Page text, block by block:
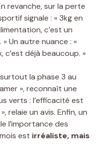
revanche, sur la perte
signale : « 3kg en
c’est un
Un autre nuance : «
déjà beaucoup. »
la phase 3 au
», reconnaît une
verts : l’efficacité est
relaie un avis. Enfin, un
l’importance des
est irréaliste, mais